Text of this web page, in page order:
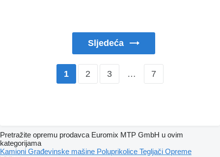
Sljedeća
1 2 3 … 7
Pretražite opremu prodavca Euromix MTP GmbH u ovim
kategorijama
Kamioni Građevinske mašine Poluprikolice Tegljači Opreme